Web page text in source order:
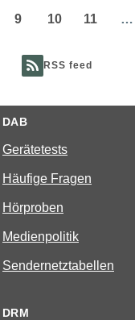
Seite
Seite
9 10 11 …
RSS feed
DAB
Gerätetests
Häufige Fragen
Hörproben
Medienpolitik
Sendernetztabellen
DRM